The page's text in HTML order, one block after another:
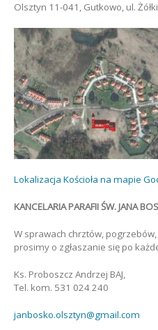
Olsztyn 11-041, Gutkowo, ul.
Lokalizacja Kościoła na mapie
KANCELARIA PARAFII ŚW. JANA
W sprawach chrztów,
prosimy o zgłaszanie się po
Ks. Proboszcz Andrzej BAJ,
Tel. kom. 531 024 240
janbosko.olsztyn@gmail.com